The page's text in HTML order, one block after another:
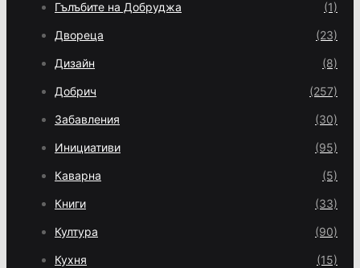
Гълъбите на Добруджа (1)
Двореца (23)
Дизайн (8)
Добрич (257)
Забавления (30)
Инициативи (95)
Каварна (5)
Книги (33)
Култура (90)
Кухня (15)